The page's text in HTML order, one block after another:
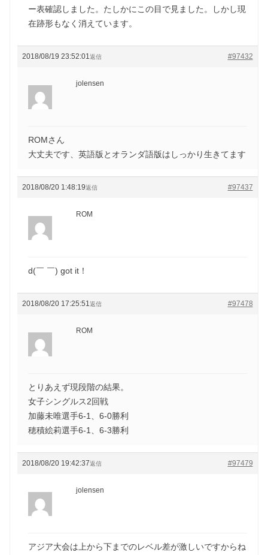
ー表確認しました。たしかにこの目で見ました。しかし現
在跡形もなく消えています。
2018/08/19 23:52:01 #97432
返信
jolensen
ROMさん
大丈夫です、英語版とオランダ語版はしっかり生きてます
2018/08/20 1:48:19 #97437
返信
ROM
d(￣ ￣) got it！
2018/08/20 17:25:51 #97478
返信
ROM
とりあえず現段階の結果。
女子シングルス2回戦
加藤未唯選手6-1、6-0勝利
穂積絵莉選手6-1、6-3勝利
2018/08/20 19:42:37 #97479
返信
jolensen
アジア大会は上から下までのレベル差が激しいですからね